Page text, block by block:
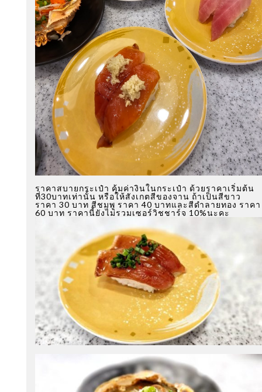
ราคาสบายกระเป๋า คุ้มค่างินในกระเป๋า ด้วยราคาเริ่มต้น
ที่30บาทเท่านั้น หรือให้สังเกตสีของจาน ถ้าเป็นสีขาว
ราคา 30 บาท สีชมพู ราคา 40 บาทและสีดำลายทอง ราคา
60 บาท ราคานี้ยังไม่รวมเซอร์วิชชาร์จ 10%นะคะ